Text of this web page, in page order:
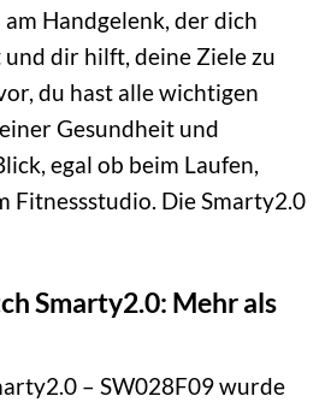
Handgelenk, der dich
dir hilft, deine Ziele zu
du hast alle wichtigen
Gesundheit und
egal ob beim Laufen,
Fitnessstudio. Die Smarty2.0
Smarty2.0: Mehr als
– SW028F09 wurde